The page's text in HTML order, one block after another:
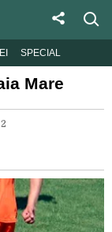
SPECIAL
Mare